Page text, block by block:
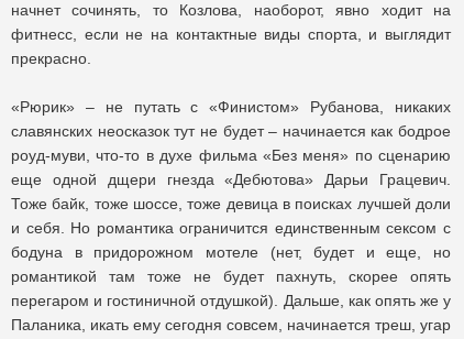
начнет сочинять, то Козлова, наоборот, явно ходит на
фитнесс, если не на контактные виды спорта, и выглядит
прекрасно.
«Рюрик» – не путать с «Финистом» Рубанова, никаких
славянских неосказок тут не будет – начинается как бодрое
роуд-муви, что-то в духе фильма «Без меня» по сценарию
еще одной дщери гнезда «Дебютова» Дарьи Грацевич.
Тоже байк, тоже шоссе, тоже девица в поисках лучшей доли
и себя. Но романтика ограничится единственным сексом с
бодуна в придорожном мотеле (нет, будет и еще, но
романтикой там тоже не будет пахнуть, скорее опять
перегаром и гостиничной отдушкой). Дальше, как опять же у
Паланика, икать ему сегодня совсем, начинается треш, угар